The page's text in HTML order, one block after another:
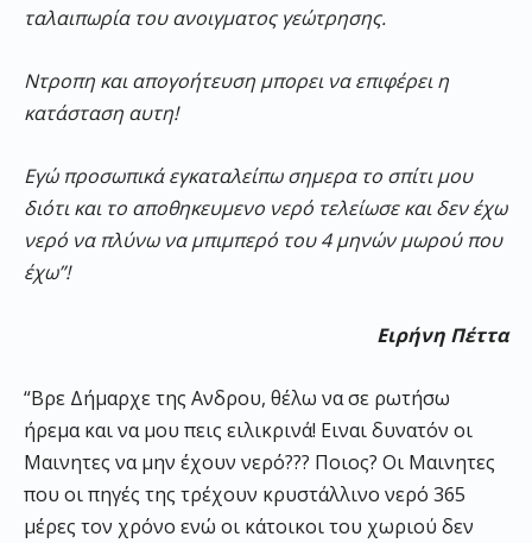
ταλαιπωρία του ανοιγματος γεώτρησης.
Ντροπη και απογοήτευση μπορει να επιφέρει η
κατάσταση αυτη!
Εγώ προσωπικά εγκαταλείπω σημερα το σπίτι μου
διότι και το αποθηκευμενο νερό τελείωσε και δεν έχω
νερό να πλύνω να μπιμπερό του 4 μηνών μωρού που
έχω”!
Ειρήνη Πέττα
“Βρε Δήμαρχε της Ανδρου, θέλω να σε ρωτήσω
ήρεμα και να μου πεις ειλικρινά! Ειναι δυνατόν οι
Μαινητες να μην έχουν νερό??? Ποιος? Οι Μαινητες
που οι πηγές της τρέχουν κρυστάλλινο νερό 365
μέρες τον χρόνο ενώ οι κάτοικοι του χωριού δεν